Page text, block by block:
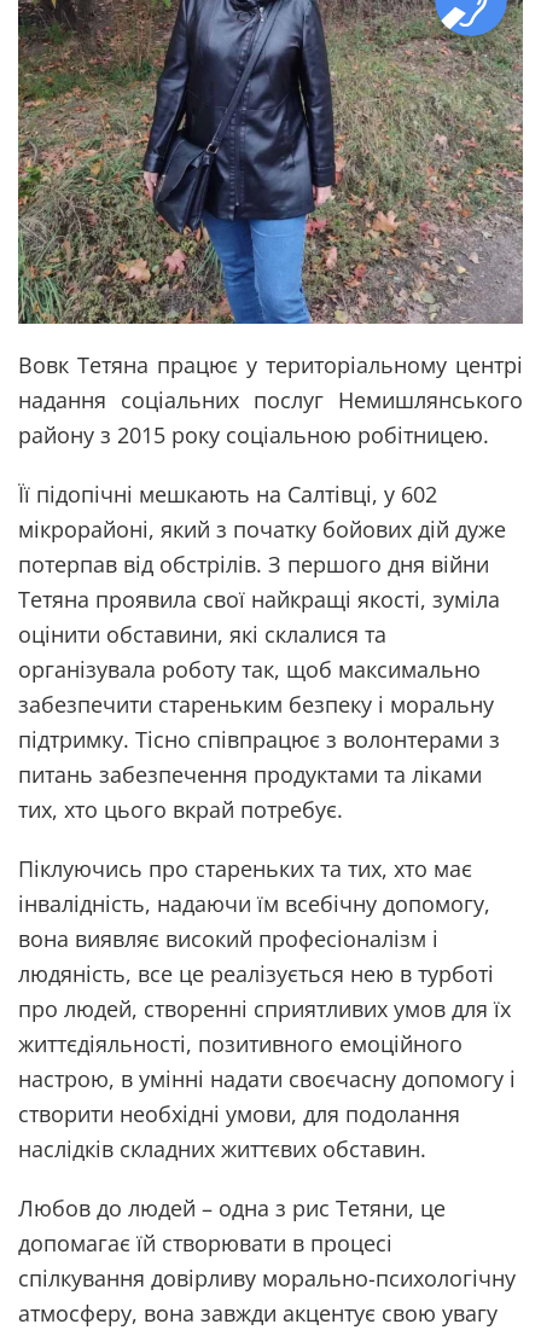
Вовк Тетяна працює у територіальному центрі
надання соціальних послуг Немишлянського
району з 2015 року соціальною робітницею.
Її підопічні мешкають на Салтівці, у 602
мікрорайоні, який з початку бойових дій дуже
потерпав від обстрілів. З першого дня війни
Тетяна проявила свої найкращі якості, зуміла
оцінити обставини, які склалися та
організувала роботу так, щоб максимально
забезпечити стареньким безпеку і моральну
підтримку. Тісно співпрацює з волонтерами з
питань забезпечення продуктами та ліками
тих, хто цього вкрай потребує.
Піклуючись про стареньких та тих, хто має
інвалідність, надаючи їм всебічну допомогу,
вона виявляє високий професіоналізм і
людяність, все це реалізується нею в турботі
про людей, створенні сприятливих умов для їх
життєдіяльності, позитивного емоційного
настрою, в умінні надати своєчасну допомогу і
створити необхідні умови, для подолання
наслідків складних життєвих обставин.
Любов до людей – одна з рис Тетяни, це
допомагає їй створювати в процесі
спілкування довірливу морально-психологічну
атмосферу, вона завжди акцентує свою увагу